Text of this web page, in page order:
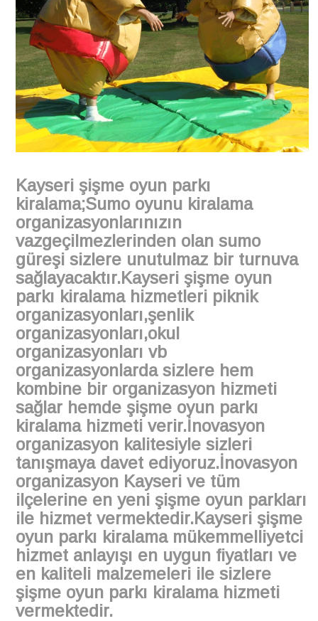
Kayseri şişme oyun parkı
kiralama;Sumo oyunu kiralama
organizasyonlarınızın
vazgeçilmezlerinden olan sumo
güreşi sizlere unutulmaz bir turnuva
sağlayacaktır.Kayseri şişme oyun
parkı kiralama hizmetleri piknik
organizasyonları,şenlik
organizasyonları,okul
organizasyonları vb
organizasyonlarda sizlere hem
kombine bir organizasyon hizmeti
sağlar hemde şişme oyun parkı
kiralama hizmeti verir.İnovasyon
organizasyon kalitesiyle sizleri
tanışmaya davet ediyoruz.İnovasyon
organizasyon Kayseri ve tüm
ilçelerine en yeni şişme oyun parkları
ile hizmet vermektedir.Kayseri şişme
oyun parkı kiralama mükemmelliyetci
hizmet anlayışı en uygun fiyatları ve
en kaliteli malzemeleri ile sizlere
şişme oyun parkı kiralama hizmeti
vermektedir.